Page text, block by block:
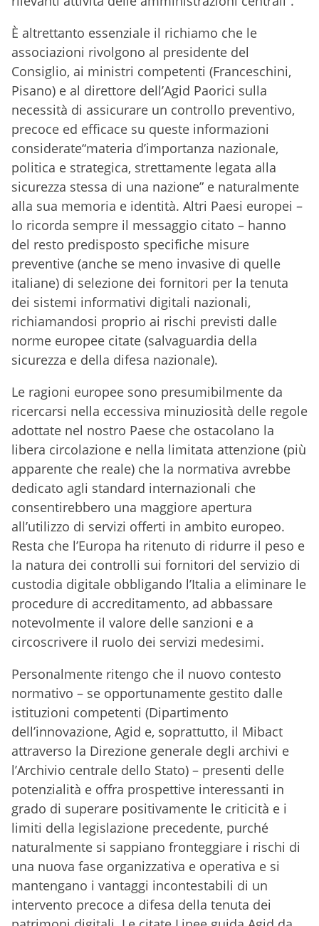
È altrettanto essenziale il richiamo che le
associazioni rivolgono al presidente del
Consiglio, ai ministri competenti (Franceschini,
Pisano) e al direttore dell’Agid Paorici sulla
necessità di assicurare un controllo preventivo,
precoce ed efficace su queste informazioni
considerate“materia d’importanza nazionale,
politica e strategica, strettamente legata alla
sicurezza stessa di una nazione” e naturalmente
alla sua memoria e identità. Altri Paesi europei –
lo ricorda sempre il messaggio citato – hanno
del resto predisposto specifiche misure
preventive (anche se meno invasive di quelle
italiane) di selezione dei fornitori per la tenuta
dei sistemi informativi digitali nazionali,
richiamandosi proprio ai rischi previsti dalle
norme europee citate (salvaguardia della
sicurezza e della difesa nazionale).
Le ragioni europee sono presumibilmente da
ricercarsi nella eccessiva minuziosità delle regole
adottate nel nostro Paese che ostacolano la
libera circolazione e nella limitata attenzione (più
apparente che reale) che la normativa avrebbe
dedicato agli standard internazionali che
consentirebbero una maggiore apertura
all’utilizzo di servizi offerti in ambito europeo.
Resta che l’Europa ha ritenuto di ridurre il peso e
la natura dei controlli sui fornitori del servizio di
custodia digitale obbligando l’Italia a eliminare le
procedure di accreditamento, ad abbassare
notevolmente il valore delle sanzioni e a
circoscrivere il ruolo dei servizi medesimi.
Personalmente ritengo che il nuovo contesto
normativo – se opportunamente gestito dalle
istituzioni competenti (Dipartimento
dell’innovazione, Agid e, soprattutto, il Mibact
attraverso la Direzione generale degli archivi e
l’Archivio centrale dello Stato) – presenti delle
potenzialità e offra prospettive interessanti in
grado di superare positivamente le criticità e i
limiti della legislazione precedente, purché
naturalmente si sappiano fronteggiare i rischi di
una nuova fase organizzativa e operativa e si
mantengano i vantaggi incontestabili di un
intervento precoce a difesa della tenuta dei